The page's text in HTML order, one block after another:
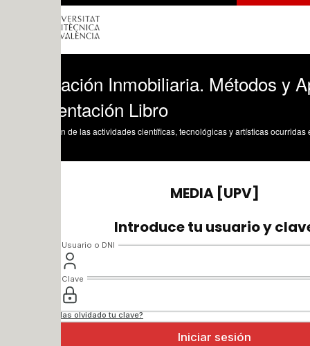
Inmobiliaria. Métodos y
Libro
de las actividades científicas, tecnológicas y artísticas ocurridas en los tres